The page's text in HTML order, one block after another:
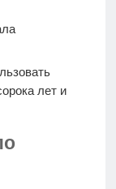
лет и